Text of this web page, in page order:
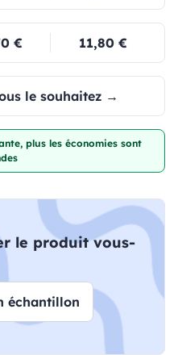
€ 11,80 €
le souhaitez →
plus les économies sont
le produit vous-
échantillon